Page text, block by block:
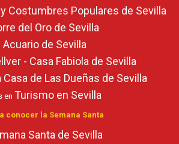
Costumbres Populares de Sevilla
del Oro de Sevilla
Acuario de Sevilla
- Casa Fabiola de Sevilla
Casa de Las Dueñas de Sevilla
en Turismo en Sevilla
conocer la Semana Santa
Santa de Sevilla